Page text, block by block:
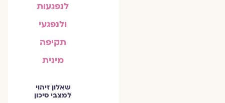
לנפגעות
ולנפגעי
תקיפה
מינית
שאלון זיהוי
למצבי סיכון